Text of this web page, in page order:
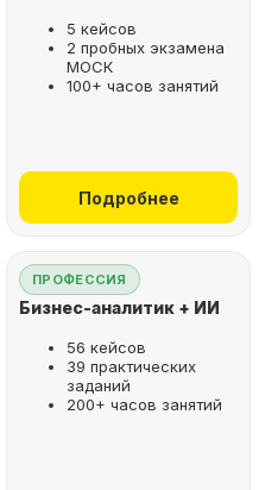
5 кейсов
2 пробных экзамена
МОСК
100+ часов занятий
Подробнее
ПРОФЕССИЯ
Бизнес-аналитик + ИИ
56 кейсов
39 практических
заданий
200+ часов занятий